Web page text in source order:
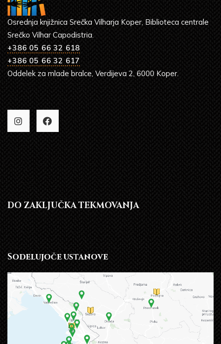
Osrednja knjižnica Srečka Vilharja Koper, Biblioteca centrale
Srečko Vilhar Capodistria.
+386 05 66 32 618
+386 05 66 32 617
Oddelek za mlade bralce, Verdijeva 2, 6000 Koper.
DO ZAKLJUČKA TEKMOVANJA
Sodelujoče ustanove